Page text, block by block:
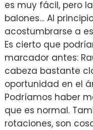
es muy fácil, pero
balones… Al
acostumbrarse a
Es cierto que
marcador antes:
cabeza bastante
oportunidad en el
Podríamos haber
que es normal.
rotaciones, son